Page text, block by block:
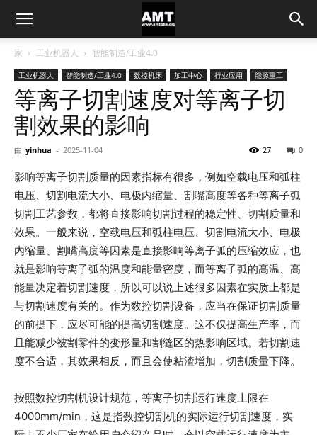
家 工业机器人 智能制造/工业4.0
工业机器人 智能制造/工业4.0 数控机床 加工中心 行业应用 能源重工
等离子切割速度对等离子切
割效果的影响
由 yinhua - 2025-11-04 0
27
影响等离子切割质量的因素指标有很多，例如空载电压和弧柱
电压、切割电流大小、电极内缩量、割嘴高度等各种等离子弧
切割工艺参数，都将直接影响切割过程的稳定性、切割质量和
效果。一般来说，空载电压和弧柱电压、切割电流大小、电极
内缩量、割嘴高度等因素是直接影响等离子弧的压缩效应，也
就是影响等离子弧的温度和能量密度，而等离子弧的高温、高
能量决定着切割速度，所以可以说上述很多因素在实质上都是
与切割速度有关的。作为数控切割设备，应当在保证切割质量
的前提下，应尽可能的提高切割速度。这不仅提高生产率，而
且能减少被割零件的变形量和割缝区的热影响区域。若切割速
度不合适，其效果相反，而且会使粘渣增加，切割质量下降。
按照数控切割机设计规范，等离子切割运行速度上限在
4000mm/min，这是指数控切割机的实际运行切割速度，实